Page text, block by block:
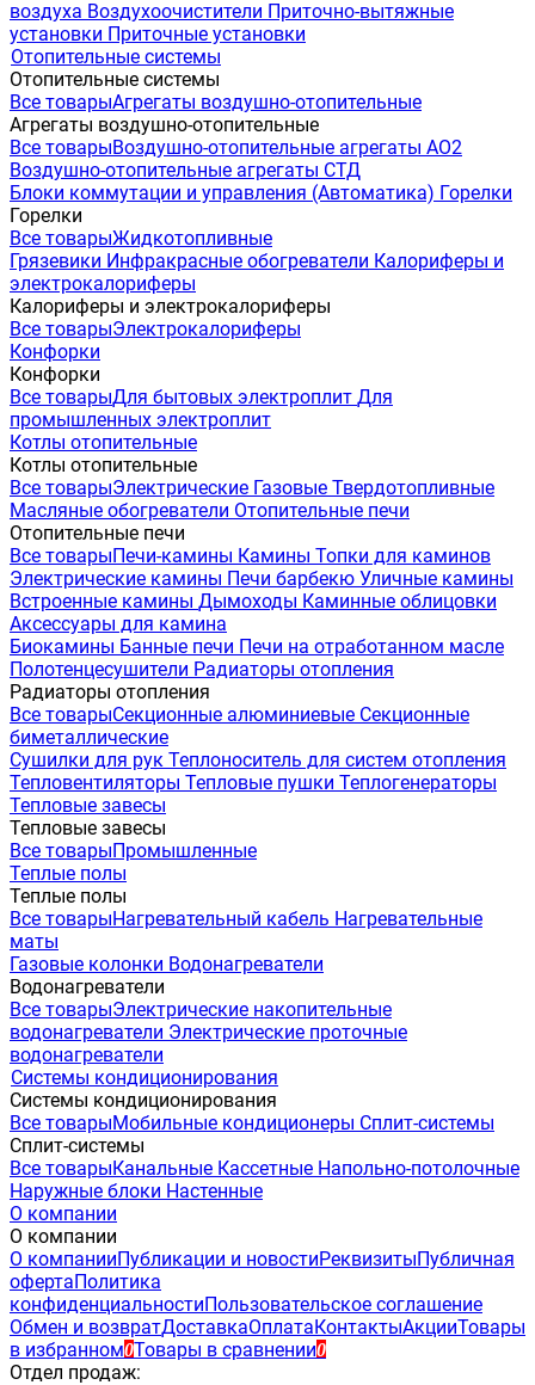
воздуха Воздухоочистители Приточно-вытяжные
установки Приточные установки
Отопительные системы
Отопительные системы
Все товарыАгрегаты воздушно-отопительные
Агрегаты воздушно-отопительные
Все товарыВоздушно-отопительные агрегаты АО2
Воздушно-отопительные агрегаты СТД
Блоки коммутации и управления (Автоматика) Горелки
Горелки
Все товарыЖидкотопливные
Грязевики Инфракрасные обогреватели Калориферы и
электрокалориферы
Калориферы и электрокалориферы
Все товарыЭлектрокалориферы
Конфорки
Конфорки
Все товарыДля бытовых электроплит Для
промышленных электроплит
Котлы отопительные
Котлы отопительные
Все товарыЭлектрические Газовые Твердотопливные
Масляные обогреватели Отопительные печи
Отопительные печи
Все товарыПечи-камины Камины Топки для каминов
Электрические камины Печи барбекю Уличные камины
Встроенные камины Дымоходы Каминные облицовки
Аксессуары для камина
Биокамины Банные печи Печи на отработанном масле
Полотенцесушители Радиаторы отопления
Радиаторы отопления
Все товарыСекционные алюминиевые Секционные
биметаллические
Сушилки для рук Теплоноситель для систем отопления
Тепловентиляторы Тепловые пушки Теплогенераторы
Тепловые завесы
Тепловые завесы
Все товарыПромышленные
Теплые полы
Теплые полы
Все товарыНагревательный кабель Нагревательные
маты
Газовые колонки Водонагреватели
Водонагреватели
Все товарыЭлектрические накопительные
водонагреватели Электрические проточные
водонагреватели
Системы кондиционирования
Системы кондиционирования
Все товарыМобильные кондиционеры Сплит-системы
Сплит-системы
Все товарыКанальные Кассетные Напольно-потолочные
Наружные блоки Настенные
О компании
О компании
О компанииПубликации и новостиРеквизитыПубличная
офертаПолитика
конфиденциальностиПользовательское соглашение
Обмен и возвратДоставкаОплатаКонтактыАкцииТовары
в избранном0Товары в сравнении0
Отдел продаж: